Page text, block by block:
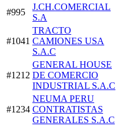
#995
J.CH.COMERCIAL
S.A
#1041
TRACTO
CAMIONES USA
S.A.C
#1212
GENERAL HOUSE
DE COMERCIO
INDUSTRIAL S.A.C
#1234
NEUMA PERU
CONTRATISTAS
GENERALES S.A.C